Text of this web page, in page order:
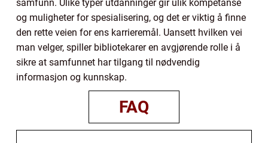
samfunn. Ulike typer utdanninger gir ulik kompetanse
og muligheter for spesialisering, og det er viktig å finne
den rette veien for ens karrieremål. Uansett hvilken vei
man velger, spiller bibliotekarer en avgjørende rolle i å
sikre at samfunnet har tilgang til nødvendig
informasjon og kunnskap.
FAQ